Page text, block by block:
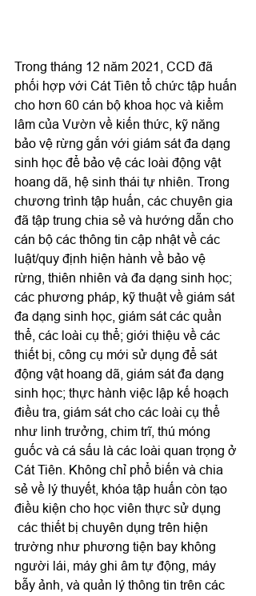
Trong tháng 12 năm 2021, CCD đã
phối hợp với Cát Tiên tổ chức tập huấn
cho hơn 60 cán bộ khoa học và kiểm
lâm của Vườn về kiến thức, kỹ năng
bảo vệ rừng gắn với giám sát đa dạng
sinh học để bảo vệ các loài động vật
hoang dã, hệ sinh thái tự nhiên. Trong
chương trình tập huấn, các chuyên gia
đã tập trung chia sẻ và hướng dẫn cho
cán bộ các thông tin cập nhật về các
luật/quy định hiện hành về bảo vệ
rừng, thiên nhiên và đa dạng sinh học;
các phương pháp, kỹ thuật về giám sát
đa dạng sinh học, giám sát các quần
thể, các loài cụ thể; giới thiệu về các
thiết bị, công cụ mới sử dụng để sát
động vật hoang dã, giám sát đa dạng
sinh học; thực hành việc lập kế hoạch
điều tra, giám sát cho các loài cụ thể
như linh trưởng, chim trĩ, thú móng
guốc và cá sấu là các loài quan trọng ở
Cát Tiên. Không chỉ phổ biến và chia
sẻ về lý thuyết, khóa tập huấn còn tạo
điều kiện cho học viên thực sử dụng
các thiết bị chuyên dụng trên hiện
trường như phương tiện bay không
người lái, máy ghi âm tự động, máy
bẫy ảnh, và quản lý thông tin trên các